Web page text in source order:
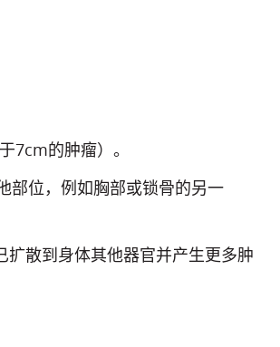
7cm的肿瘤）。
部位，例如胸部或锁骨的另一
散到身体其他器官并产生更多肿